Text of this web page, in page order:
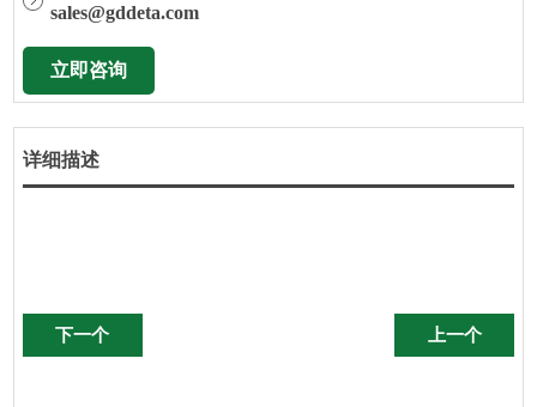
sales@gddeta.com
立即咨询
详细描述
下一个 上一个